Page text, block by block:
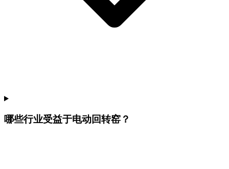
哪些行业受益于电动回转窑？